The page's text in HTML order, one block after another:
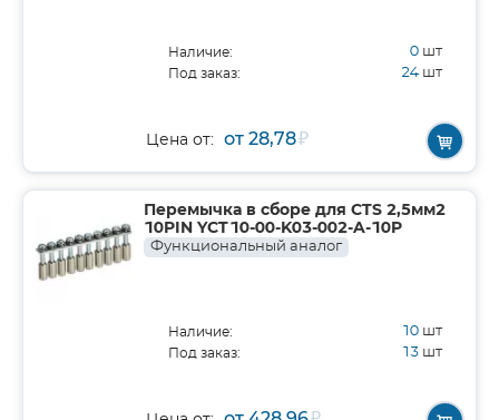
Наличие: 0 шт
Под заказ: 24 шт
Цена от: от 28,78₽
Перемычка в сборе для CTS 2,5мм2
10PIN YCT10-00-K03-002-A-10P
Функциональный аналог
Наличие: 10 шт
Под заказ: 13 шт